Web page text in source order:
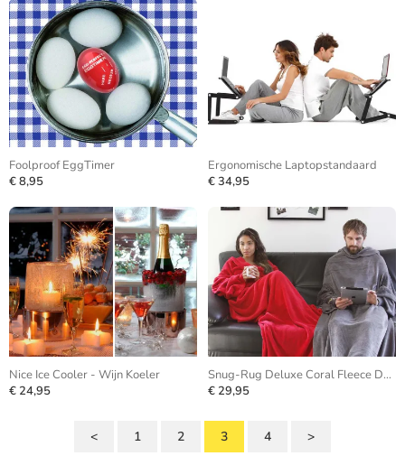
Foolproof EggTimer
€ 8,95
Ergonomische Laptopstandaard
€ 34,95
Nice Ice Cooler - Wijn Koeler
€ 24,95
Snug-Rug Deluxe Coral Fleece Deken
€ 29,95
< 1 2 3 4 >